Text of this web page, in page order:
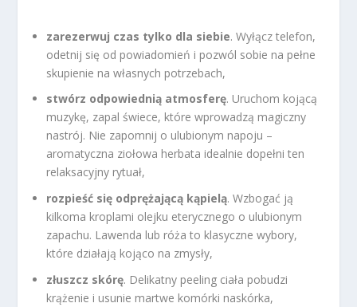
zarezerwuj czas tylko dla siebie. Wyłącz telefon,
odetnij się od powiadomień i pozwól sobie na pełne
skupienie na własnych potrzebach,
stwórz odpowiednią atmosferę. Uruchom kojącą
muzykę, zapal świece, które wprowadzą magiczny
nastrój. Nie zapomnij o ulubionym napoju –
aromatyczna ziołowa herbata idealnie dopełni ten
relaksacyjny rytuał,
rozpieść się odprężającą kąpielą. Wzbogać ją
kilkoma kroplami olejku eterycznego o ulubionym
zapachu. Lawenda lub róża to klasyczne wybory,
które działają kojąco na zmysły,
złuszcz skórę. Delikatny peeling ciała pobudzi
krążenie i usunie martwe komórki naskórka,